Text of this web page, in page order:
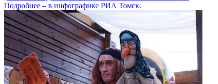
Подробнее – в инфографике РИА Томск.